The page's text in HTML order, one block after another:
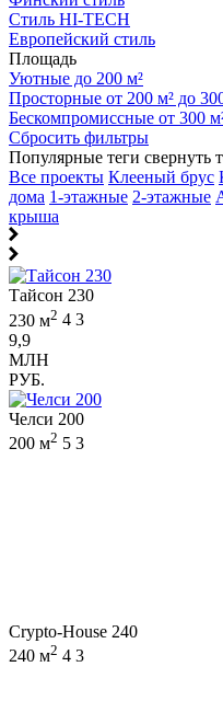
Стиль HI-TECH
Европейский стиль
Площадь
Уютные до 200 м²
Просторные от 200 м² до
Бескомпромиссные от 300
Сбросить фильтры
Популярные теги свернуть
Все проекты Клееный брус
дома 1-этажные 2-этажные
крыша
Тайсон 230
230 м2 4 3
9,9
МЛН
РУБ.
Челси 200
200 м2 5 3
Crypto-House 240
240 м2 4 3